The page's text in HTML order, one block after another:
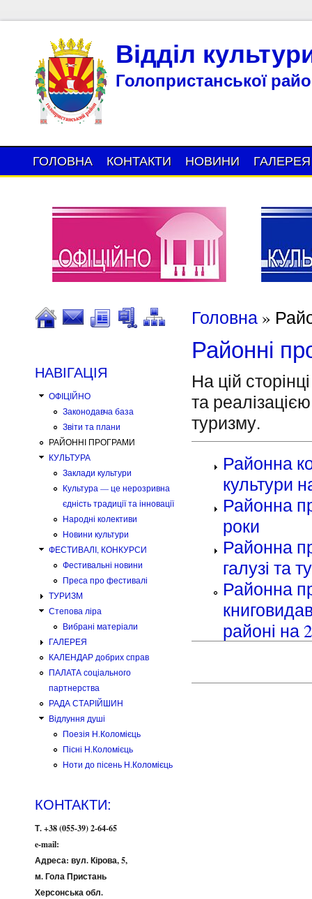
Відділ
Голопристанської
ГОЛОВНА КОНТАКТИ НОВИНИ ГАЛЕРЕЯ
НАВІГАЦІЯ
ОФІЦІЙНО
Законодавча база
Звіти та плани
РАЙОННІ ПРОГРАМИ
КУЛЬТУРА
Заклади культури
Культура — це нерозривна
єдність традиції та інновації
Народні колективи
Новини культури
ФЕСТИВАЛІ, КОНКУРСИ
Фестивальні новини
Преса про фестивалі
ТУРИЗМ
Степова ліра
Вибрані матеріали
ГАЛЕРЕЯ
КАЛЕНДАР добрих справ
ПАЛАТА соціального
партнерства
РАДА СТАРІЙШИН
Відлуння душі
Поезія Н.Коломієць
Пісні Н.Коломієць
Ноти до пісень Н.Коломієць
КОНТАКТИ:
Т. +38 (055-39) 2-64-65
e-mail:
Адреса: вул. Кірова, 5,
м. Гола Пристань
Херсонська обл.
Ви є тут
Головна »
Районні
На цій
та
туризму.
Районна
культури
Районна
роки
Районна
галузі та
Районна
районі на